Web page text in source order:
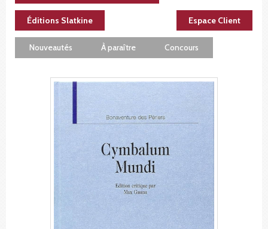
Éditions Slatkine Espace Client
Nouveautés À paraître Concours